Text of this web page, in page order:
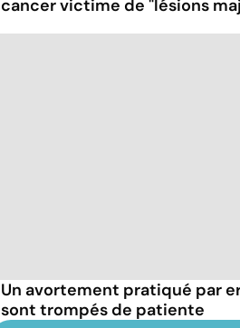
cancer victime de "lésions
Un avortement pratiqué par
sont trompés de patiente